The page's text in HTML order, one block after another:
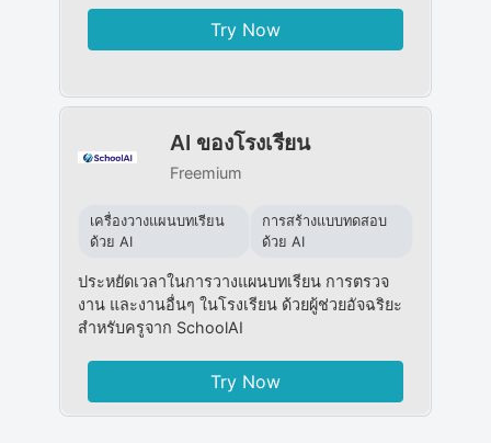
Try Now
AI ของโรงเรียน
Freemium
เครื่องวางแผนบทเรียน
ด้วย AI
การสร้างแบบทดสอบ
ด้วย AI
ประหยัดเวลาในการวางแผนบทเรียน การตรวจ
งาน และงานอื่นๆ ในโรงเรียน ด้วยผู้ช่วยอัจฉริยะ
สำหรับครูจาก SchoolAI
Try Now